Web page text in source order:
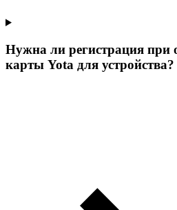
Нужна ли регистрация при
карты Yota для устройства?